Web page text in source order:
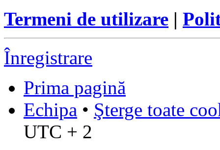
Termeni de utilizare |
Înregistrare
Prima pagină
Echipa • Şterge toate
UTC + 2